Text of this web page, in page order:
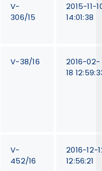
V-
306/15
2015-11-
14:01:38
V-38/16
2016-02-
18
V-
452/16
2016-12-
12:56:21